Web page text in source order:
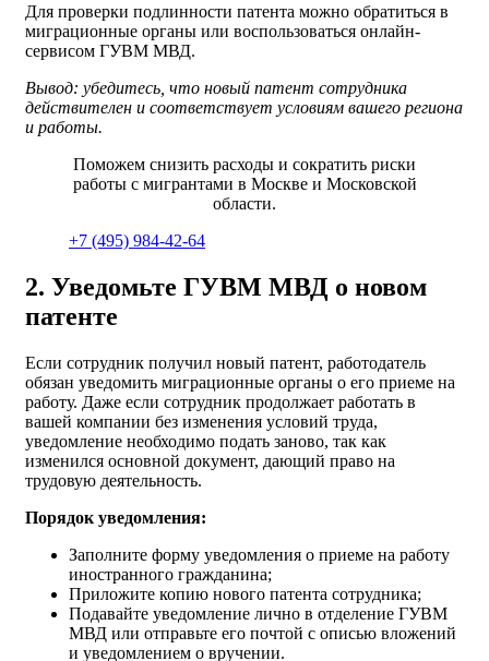
Для проверки подлинности патента можно обратиться в
миграционные органы или воспользоваться онлайн-
сервисом ГУВМ МВД.
Вывод: убедитесь, что новый патент сотрудника
действителен и соответствует условиям вашего региона
и работы.
Поможем снизить расходы и сократить риски
работы с мигрантами в Москве и Московской
области.
+7 (495) 984-42-64
2. Уведомьте ГУВМ МВД о новом
патенте
Если сотрудник получил новый патент, работодатель
обязан уведомить миграционные органы о его приеме на
работу. Даже если сотрудник продолжает работать в
вашей компании без изменения условий труда,
уведомление необходимо подать заново, так как
изменился основной документ, дающий право на
трудовую деятельность.
Порядок уведомления:
Заполните форму уведомления о приеме на работу
иностранного гражданина;
Приложите копию нового патента сотрудника;
Подавайте уведомление лично в отделение ГУВМ
МВД или отправьте его почтой с описью вложений
и уведомлением о вручении.